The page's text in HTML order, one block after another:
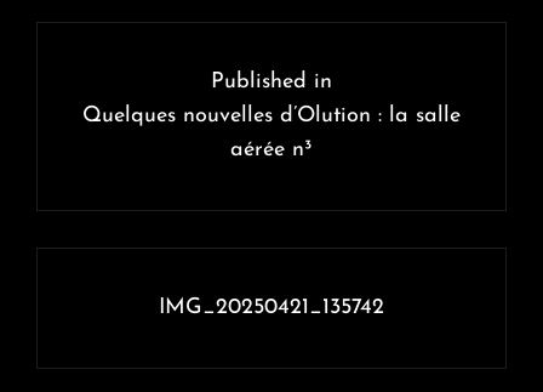
l’article
Published in
Quelques nouvelles d’Olution : la salle
aérée n³
IMG_20250421_135742